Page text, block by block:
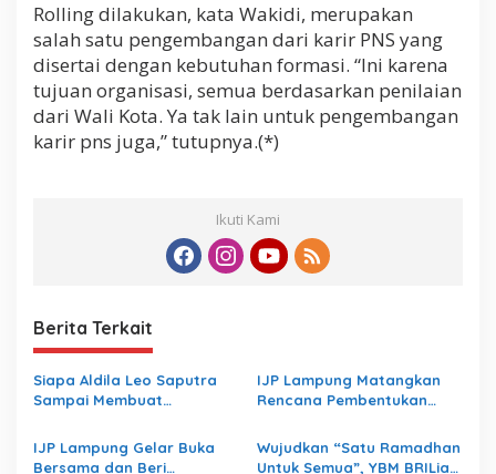
Rolling dilakukan, kata Wakidi, merupakan
salah satu pengembangan dari karir PNS yang
disertai dengan kebutuhan formasi. “Ini karena
tujuan organisasi, semua berdasarkan penilaian
dari Wali Kota. Ya tak lain untuk pengembangan
karir pns juga,” tutupnya.(*)
Ikuti Kami
Berita Terkait
Siapa Aldila Leo Saputra
Sampai Membuat
Bungkam
IJP Lampung Matangkan
Rencana Pembentukan
IJP Lampung Gelar Buka
Bersama dan Beri
Wujudkan “Satu Ramadhan
Untuk Semua”, YBM BRILiaN